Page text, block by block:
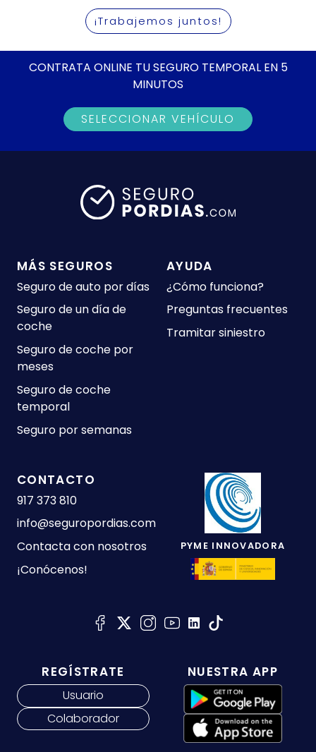
¡Trabajemos juntos!
CONTRATA ONLINE TU SEGURO TEMPORAL EN 5
MINUTOS
SELECCIONAR VEHÍCULO
MÁS SEGUROS
Seguro de auto por días
Seguro de un día de
coche
Seguro de coche por
meses
Seguro de coche
temporal
Seguro por semanas
AYUDA
¿Cómo funciona?
Preguntas frecuentes
Tramitar siniestro
CONTACTO
917 373 810
info@seguropordias.com
Contacta con nosotros
¡Conócenos!
PYME INNOVADORA
REGÍSTRATE
Usuario
Colaborador
NUESTRA APP